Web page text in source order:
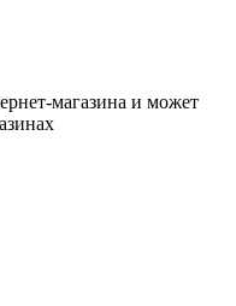
магазина и может